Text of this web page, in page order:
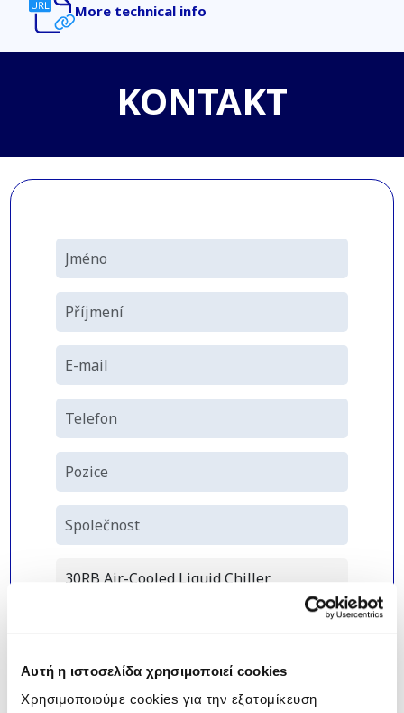
Αυτή η ιστοσελίδα χρησιμοποιεί cookies
Χρησιμοποιούμε cookies για την εξατομίκευση
More technical info
KONTAKT